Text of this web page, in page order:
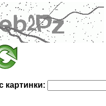
картинки: